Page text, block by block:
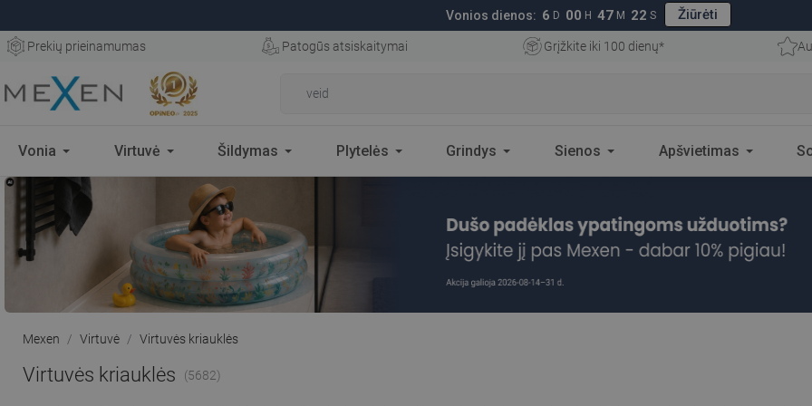
Vonios dienos: 6 D 00 H 47 M 20 S Žiūrėti
Prekių prieinamumas Patogūs atsiskaitymai Grįžkite iki 100 dienų*
Vonia Virtuvė Šildymas Plytelės Grindys Sienos Apšvietimas
Mexen Virtuvė Virtuvės kriauklės
Virtuvės kriauklės (5682)